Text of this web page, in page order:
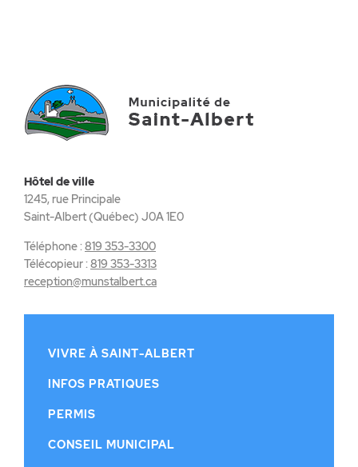
Hôtel de ville
1245, rue Principale
Saint-Albert (Québec) J0A 1E0
Téléphone :819 353-3300
Télécopieur :819 353-3313
reception@munstalbert.ca
VIVRE À SAINT-ALBERT
INFOS PRATIQUES
PERMIS
CONSEIL MUNICIPAL